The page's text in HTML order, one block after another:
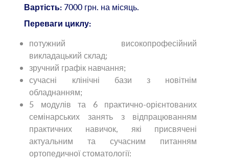
Вартість: 7000 грн. на місяць.
Переваги циклу:
потужний високопрофесійний
викладацький склад;
зручний графік навчання;
сучасні клінічні бази з новітнім
обладнанням;
5 модулів та 6 практично-орієнтованих
семінарських занять з відпрацюванням
практичних навичок, які присвячені
актуальним та сучасним питанням
ортопедичної стоматології: